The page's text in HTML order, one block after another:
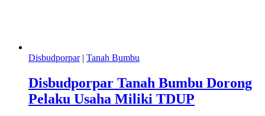
Disbudporpar| Tanah Bumbu
Disbudporpar Tanah Bumbu Dorong
Pelaku Usaha Miliki TDUP